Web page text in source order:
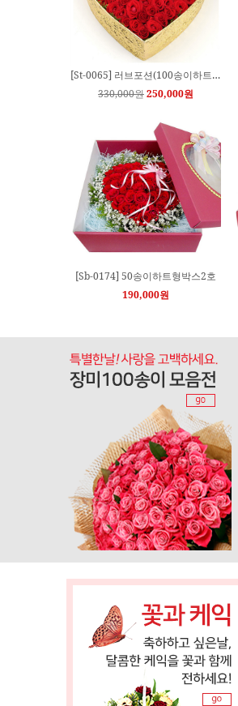
[Sd-0129] 축하3단화환
120,000원100,000원
[Sd-0134] 축하3단화환
140,000원133,000원